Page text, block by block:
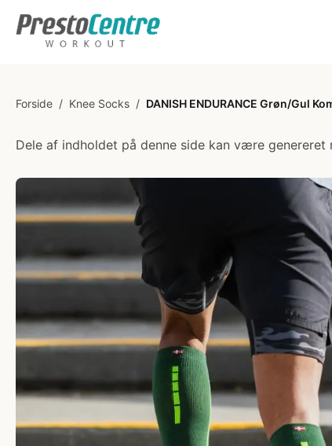
Forside / Knee Socks / DANISH ENDURANCE Grøn/Gul
Dele af indholdet på denne side kan være